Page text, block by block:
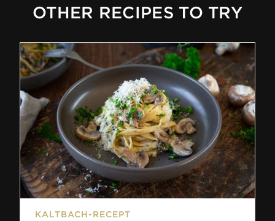
OTHER RECIPES TO TRY
KALTBACH-RECEPT